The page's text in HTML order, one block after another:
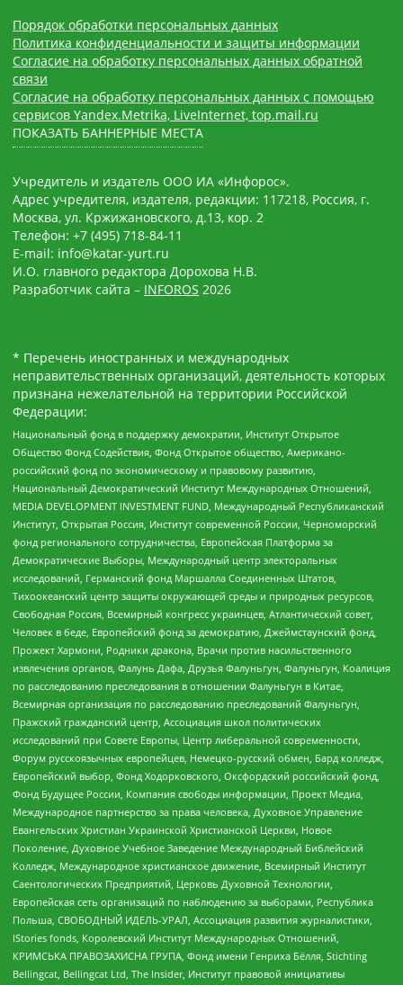
Порядок обработки персональных данных
Политика конфиденциальности и защиты информации
Согласие на обработку персональных данных обратной
связи
Согласие на обработку персональных данных с помощью
сервисов Yandex.Metrika, LiveInternet, top.mail.ru
ПОКАЗАТЬ БАННЕРНЫЕ МЕСТА
Учредитель и издатель ООО ИА «Инфорос».
Адрес учредителя, издателя, редакции: 117218, Россия, г.
Москва, ул. Кржижановского, д.13, кор. 2
Телефон: +7 (495) 718-84-11
E-mail: info@katar-yurt.ru
И.О. главного редактора Дорохова Н.В.
Разработчик сайта – INFOROS 2026
* Перечень иностранных и международных
неправительственных организаций, деятельность которых
признана нежелательной на территории Российской
Федерации:
Национальный фонд в поддержку демократии, Институт Открытое
Общество Фонд Содействия, Фонд Открытое общество, Американо-
российский фонд по экономическому и правовому развитию,
Национальный Демократический Институт Международных Отношений,
MEDIA DEVELOPMENT INVESTMENT FUND, Международный Республиканский
Институт, Открытая Россия, Институт современной России, Черноморский
фонд регионального сотрудничества, Европейская Платформа за
Демократические Выборы, Международный центр электоральных
исследований, Германский фонд Маршалла Соединенных Штатов,
Тихоокеанский центр защиты окружающей среды и природных ресурсов,
Свободная Россия, Всемирный конгресс украинцев, Атлантический совет,
Человек в беде, Европейский фонд за демократию, Джеймстаунский фонд,
Прожект Хармони, Родники дракона, Врачи против насильственного
извлечения органов, Фалунь Дафа, Друзья Фалуньгун, Фалуньгун, Коалиция
по расследованию преследования в отношении Фалуньгун в Китае,
Всемирная организация по расследованию преследований Фалуньгун,
Пражский гражданский центр, Ассоциация школ политических
исследований при Совете Европы, Центр либеральной современности,
Форум русскоязычных европейцев, Немецко-русский обмен, Бард колледж,
Европейский выбор, Фонд Ходорковского, Оксфордский российский фонд,
Фонд Будущее России, Компания свободы информации, Проект Медиа,
Международное партнерство за права человека, Духовное Управление
Евангельских Христиан Украинской Христианской Церкви, Новое
Поколение, Духовное Учебное Заведение Международный Библейский
Колледж, Международное христианское движение, Всемирный Институт
Саентологических Предприятий, Церковь Духовной Технологии,
Европейская сеть организаций по наблюдению за выборами, Республика
Польша, СВОБОДНЫЙ ИДЕЛЬ-УРАЛ, Ассоциация развития журналистики,
IStories fonds, Королевский Институт Международных Отношений,
КРИМСЬКА ПРАВОЗАХИСНА ГРУПА, Фонд имени Генриха Бёлля, Stichting
Bellingcat, Bellingcat Ltd, The Insider, Институт правовой инициативы